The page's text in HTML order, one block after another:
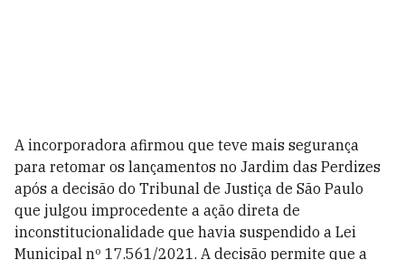
A incorporadora afirmou que teve mais segurança
para retomar os lançamentos no Jardim das Perdizes
após a decisão do Tribunal de Justiça de São Paulo
que julgou improcedente a ação direta de
inconstitucionalidade que havia suspendido a Lei
Municipal nº 17.561/2021. A decisão permite que a